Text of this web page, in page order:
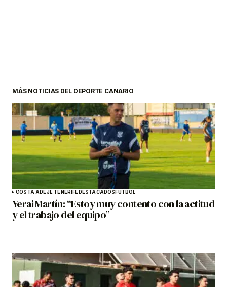
MÁS NOTICIAS DEL DEPORTE CANARIO
COSTA ADEJE TENERIFEDESTACADOSFÚTBOL
Yerai Martín: “Estoy muy contento con la actitud
y el trabajo del equipo”